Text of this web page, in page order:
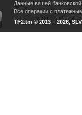
Данные вашей
Все операции с
TF2.tm © 2013 – 2026,